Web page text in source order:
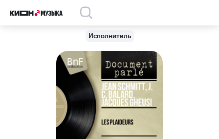
Исполнитель